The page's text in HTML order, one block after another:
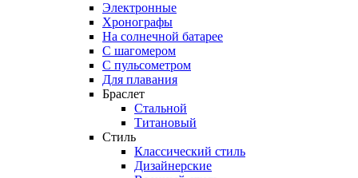
Электронные
Хронографы
На солнечной батарее
С шагомером
С пульсометром
Для плавания
Браслет
Стальной
Титановый
Стиль
Классический стиль
Дизайнерские